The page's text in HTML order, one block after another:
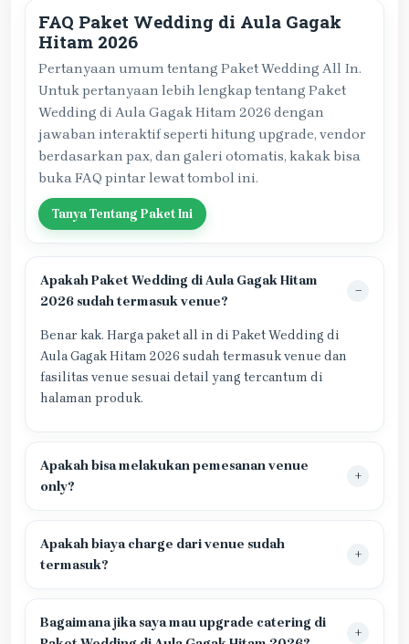
FAQ Paket Wedding di Aula Gagak
Hitam 2026
Pertanyaan umum tentang Paket Wedding All In.
Untuk pertanyaan lebih lengkap tentang Paket
Wedding di Aula Gagak Hitam 2026 dengan
jawaban interaktif seperti hitung upgrade, vendor
berdasarkan pax, dan galeri otomatis, kakak bisa
buka FAQ pintar lewat tombol ini.
Tanya Tentang Paket Ini
Apakah Paket Wedding di Aula Gagak Hitam
2026 sudah termasuk venue?
Benar kak. Harga paket all in di Paket Wedding di
Aula Gagak Hitam 2026 sudah termasuk venue dan
fasilitas venue sesuai detail yang tercantum di
halaman produk.
Apakah bisa melakukan pemesanan venue
only?
Apakah biaya charge dari venue sudah
termasuk?
Bagaimana jika saya mau upgrade catering di